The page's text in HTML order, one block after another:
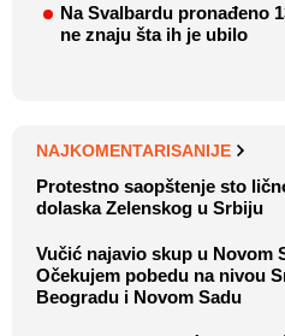
Na Svalbardu pronađeno
ne znaju šta ih je ubilo
NAJKOMENTARISANIJE
Protestno saopštenje sto
dolaska Zelenskog u Srbiju
Vučić najavio skup u Novom
Očekujem pobedu na nivou
Beogradu i Novom Sadu